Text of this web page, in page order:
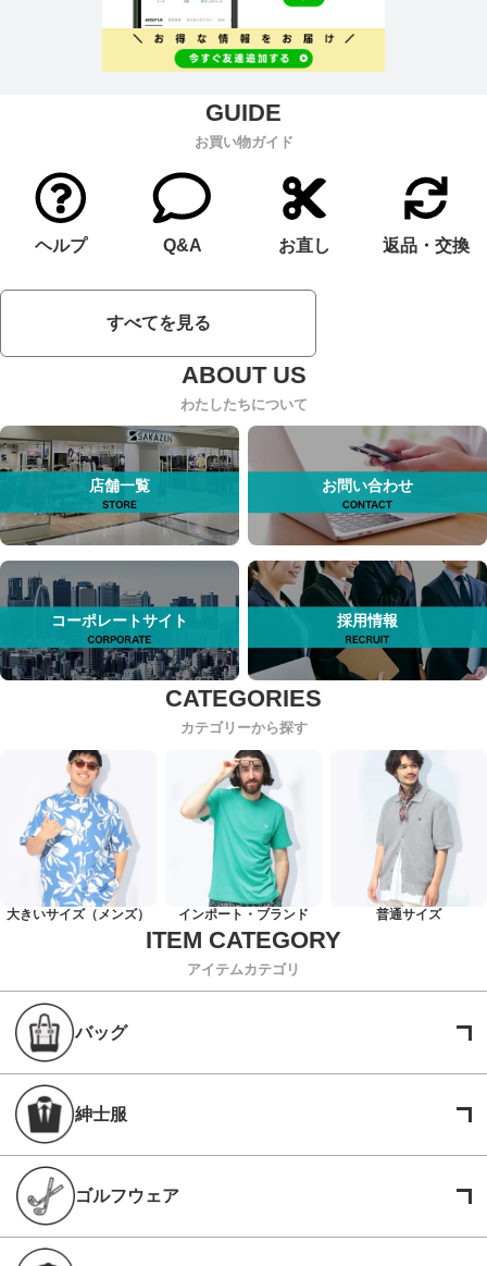
お買い物ガイド
ヘルプ Q&A お直し 返品・交換
すべてを見る
わたしたちについて
店舗一覧 お問い合わせ
コーポレートサイト 採用情報
カテゴリーから探す
大きいサイズ（メンズ） インポート・ブランド 普通サイズ
アイテムカテゴリ
バッグ
紳士服
ゴルフウェア